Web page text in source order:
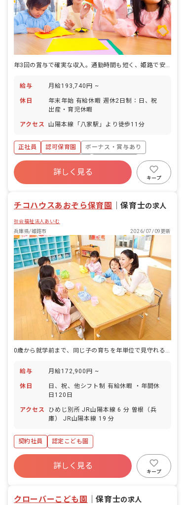
年3回の賞与で確実な収入。通勤時間も短く、姫路で安定した保育キャリアが築けます。
給与 月給193,740円 ~
休日
年末年始 有給休暇 週休2日制：日、祝
出産・育児休暇
アクセス 山陽本線「八家駅」より徒歩11分
正社員 認可保育園
ボーナス・賞与あり
寮・住宅・家賃補助あり
社会保険完備
退職金制度
昇給昇進あり
詳しく見る
キープ
チコハウスあおぞら保育園 ｜保育士の求人
社会福祉法人あいむ
兵庫県/姫路市
2026/07/09更新
0歳から就学前まで、同じ子の育ちを年単位で見守れる認定こども園です。
給与 月給172,900円 ~
休日
日、祝、他シフト制 有給休暇 ・年間休
日120日
アクセス
ひめじ別所 JR山陽本線 6 分 曽根（兵
庫） JR山陽本線 19 分
契約社員 認定こども園
詳しく見る
キープ
クローバーこども園 ｜保育士の求人